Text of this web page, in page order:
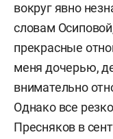
вокруг явно
словам
прекрасные
меня дочерью,
внимательно
Однако все
Пресняков в